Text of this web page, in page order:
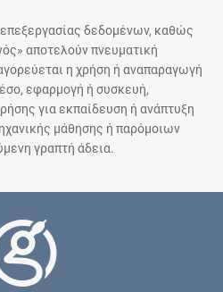
δεδομένων, καθώς
αποτελούν πνευματική
η χρήση ή αναπαραγωγή
εφαρμογή ή συσκευή,
για εκπαίδευση ή ανάπτυξη
μάθησης ή παρόμοιων
γραπτή άδεια.